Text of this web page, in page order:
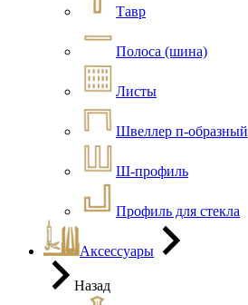
Тавр
Полоса (шина)
Листы
Швеллер п-образный
Ш-профиль
Профиль для стекла
Аксессуары
Назад